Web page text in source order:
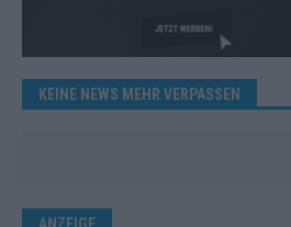
KEINE NEWS MEHR VERPASSEN